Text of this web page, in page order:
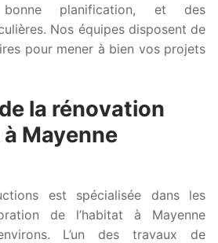
planification, et des
Nos équipes disposent de
pour mener à bien vos projets
la rénovation
Mayenne
est spécialisée dans les
de l’habitat à Mayenne
L’un des travaux de